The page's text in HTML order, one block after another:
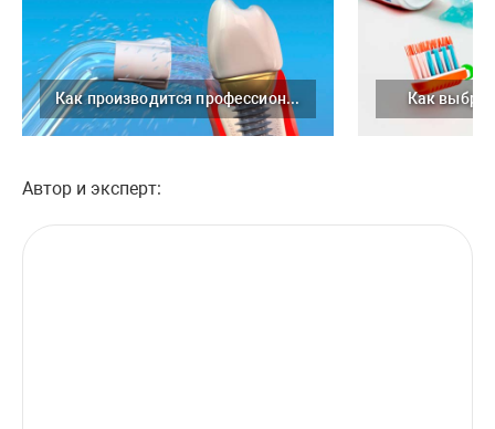
Как производится профессиональная чистка имплантов Как
Автор и эксперт: